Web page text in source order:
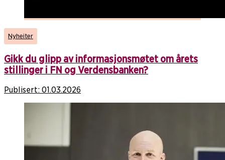
Nyheiter
Gikk du glipp av informasjonsmøtet om årets
stillinger i FN og Verdensbanken?
Publisert: 01.03.2026